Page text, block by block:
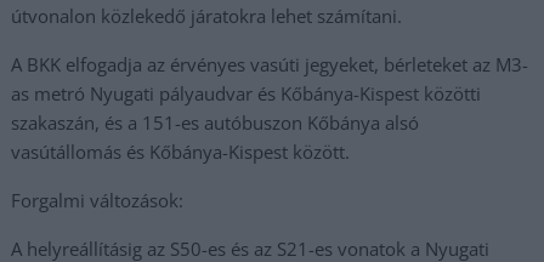
útvonalon közlekedő járatokra lehet számítani.
A BKK elfogadja az érvényes vasúti jegyeket, bérleteket az M3-
as metró Nyugati pályaudvar és Kőbánya-Kispest közötti
szakaszán, és a 151-es autóbuszon Kőbánya alsó
vasútállomás és Kőbánya-Kispest között.
Forgalmi változások:
A helyreállításig az S50-es és az S21-es vonatok a Nyugati